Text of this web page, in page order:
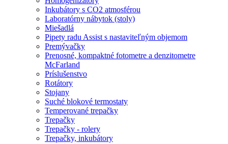
Inkubátory s CO2 atmosférou
Laboratórny nábytok (stoly)
Miešadlá
Pipety radu Assist s nastaviteľným objemom
Premývačky
Prenosné, kompaktné fotometre a denzitometre
McFarland
Príslušenstvo
Rotátory
Stojany
Suché blokové termostaty
Temperované trepačky
Trepačky
Trepačky - rolery
Trepačky, inkubátory